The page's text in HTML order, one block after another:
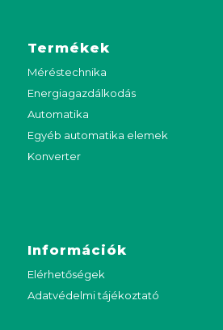
Termékek
Méréstechnika
Energiagazdálkodás
Automatika
Egyéb automatika elemek
Konverter
Információk
Elérhetőségek
Adatvédelmi tájékoztató